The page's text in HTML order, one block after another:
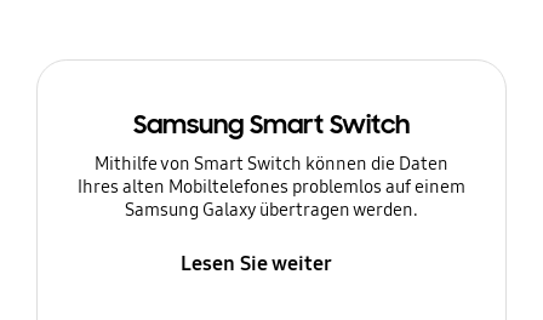
Samsung Smart Switch
Mithilfe von Smart Switch können die Daten
Ihres alten Mobiltelefones problemlos auf einem
Samsung Galaxy übertragen werden.
Lesen Sie weiter